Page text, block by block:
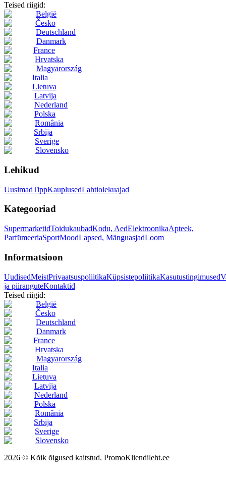
Teised riigid:
België
Česko
Deutschland
Danmark
France
Hrvatska
Magyarország
Italia
Lietuva
Latvija
Nederland
Polska
România
Srbija
Sverige
Slovensko
Lehikud
UusimadTippKauplusedLahtiolekuajad
Kategooriad
SupermarketidToidukaubadKodu, AedElektroonikaApteek,
ParfümeeriaSportMoodLapsed, MänguasjadLoom
Informatsioon
UudisedMeistPrivaatsuspoliitikaKüpsistepoliitikaKasutustingimused
ja piiranguteKontaktid
Teised riigid:
België
Česko
Deutschland
Danmark
France
Hrvatska
Magyarország
Italia
Lietuva
Latvija
Nederland
Polska
România
Srbija
Sverige
Slovensko
2026 © Kõik õigused kaitstud. PromoKliendileht.ee